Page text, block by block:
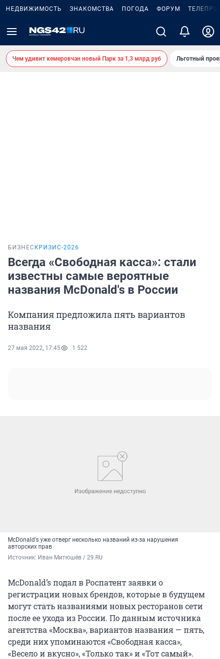
НЕДВИЖИМОСТЬ ЗНАКОМСТВА ПОГОДА ФОРУМ
Чем удивит кемеровчан новый Парк за 1,3 млрд руб Льготный
БИЗНЕС КРИЗИС-2026
Всегда «Свободная касса»: стали
известны самые вероятные
названия McDonald's в России
Компания предложила пять вариантов
названия
27 мая 2022, 17:45 1 522
McDonald's уже отверг несколько названий из-за нарушения
авторских прав
Источник: Иван Митюшёв / 29.RU
McDonald’s подал в Роспатент заявки о
регистрации новых брендов, которые в будущем
могут стать названиями новых ресторанов сети
после ее ухода из России. По данным источника
агентства «Москва», вариантов названия — пять,
среди них упоминаются «Свободная касса»,
«Весело и вкусно», «Только так» и «Тот самый».